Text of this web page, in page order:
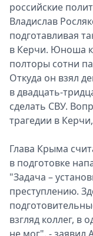
российские
Владислав
подготавливая
в Керчи. Юноша
полторы сотни
Откуда он взял
в двадцать-
сделать СВУ.
трагедии в
Глава Крыма
в подготовке
"Задача –
преступлению.
взгляд коллег, в